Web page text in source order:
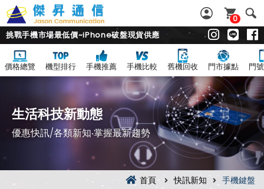
0
挑戰手機市場最低價~iPhone破盤現貨供應
價格總覽 機型排行 手機推薦 手機比較 舊機回收 門市據點 門
生活科技新動態
優惠快訊/各類新知‧掌握最新趨勢
首頁 快訊新知 手機鍵盤